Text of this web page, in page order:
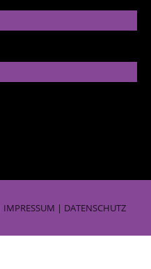
IMPRESSUM | DATENSCHUTZ